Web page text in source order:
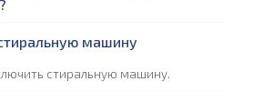
машину
стиральную машину.